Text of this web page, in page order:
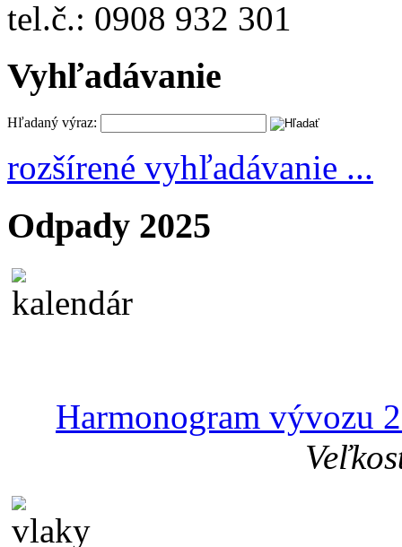
tel.č.: 0908 932 301
Vyhľadávanie
Hľadaný výraz:
rozšírené vyhľadávanie ...
Odpady 2025
Harmonogram vývozu